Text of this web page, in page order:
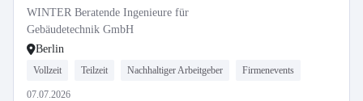
WINTER Beratende Ingenieure für
Gebäudetechnik GmbH
Berlin
Vollzeit Teilzeit Nachhaltiger Arbeitgeber Firmenevents
07.07.2026